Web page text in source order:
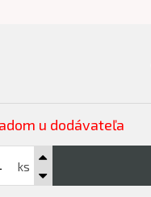
u dodávateľa
ks